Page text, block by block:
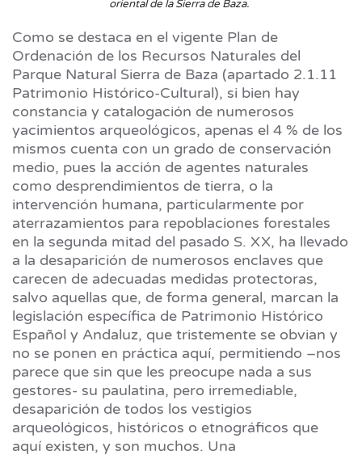
oriental de la Sierra de Baza.
Como se destaca en el vigente Plan de
Ordenación de los Recursos Naturales del
Parque Natural Sierra de Baza (apartado 2.1.11
Patrimonio Histórico-Cultural), si bien hay
constancia y catalogación de numerosos
yacimientos arqueológicos, apenas el 4 % de los
mismos cuenta con un grado de conservación
medio, pues la acción de agentes naturales
como desprendimientos de tierra, o la
intervención humana, particularmente por
aterrazamientos para repoblaciones forestales
en la segunda mitad del pasado S. XX, ha llevado
a la desaparición de numerosos enclaves que
carecen de adecuadas medidas protectoras,
salvo aquellas que, de forma general, marcan la
legislación específica de Patrimonio Histórico
Español y Andaluz, que tristemente se obvian y
no se ponen en práctica aquí, permitiendo –nos
parece que sin que les preocupe nada a sus
gestores- su paulatina, pero irremediable,
desaparición de todos los vestigios
arqueológicos, históricos o etnográficos que
aquí existen, y son muchos. Una